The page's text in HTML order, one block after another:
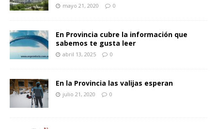
mayo 21, 2020 0
En Provincia cubre la información que
sabemos te gusta leer
abril 13, 2025 0
En la Provincia las valijas esperan
julio 21, 2020 0